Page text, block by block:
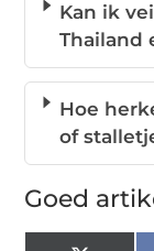
Kan ik
Thailand
Hoe
of
Goed